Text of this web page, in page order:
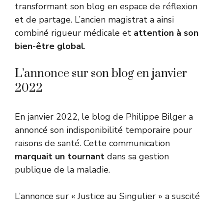
transformant son blog en espace de réflexion
et de partage. L’ancien magistrat a ainsi
combiné rigueur médicale et attention à son
bien-être global.
L’annonce sur son blog en janvier
2022
En janvier 2022, le blog de Philippe Bilger a
annoncé son indisponibilité temporaire pour
raisons de santé. Cette communication
marquait un tournant dans sa gestion
publique de la maladie.
L’annonce sur « Justice au Singulier » a suscité